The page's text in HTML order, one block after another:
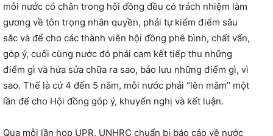
mỗi nước có chân trong hội đồng đều có trách nhiệm làm
gương về tôn trọng nhân quyền, phải tự kiểm điểm sâu
sắc và để cho các thành viên hội đồng phê bình, chất vấn,
góp ý, cuối cùng nước đó phải cam kết tiếp thu những
điểm gì và hứa sửa chữa ra sao, bảo lưu những điểm gì, vì
sao. Thế là cứ 4 đến 5 năm, mỗi nước phải ‘’lên mâm’’ một
lần để cho Hội đồng góp ý, khuyến nghị và kết luận.
Qua mỗi lần họp UPR, UNHRC chuẩn bị báo cáo về nước